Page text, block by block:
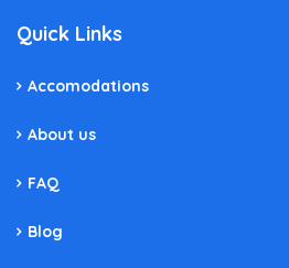
Quick Links
Accomodations
About us
FAQ
Blog